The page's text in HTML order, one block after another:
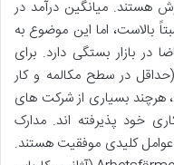
هستند. میانگین درآمد در
بالاست، اما این موضوع به
در بازار بستگی دارد. برای
در سطح مکالمه و کار
بسیاری از شرکت های
خود پذیرفته اند. مدارک
عوامل کلیدی موفقیت هستند.